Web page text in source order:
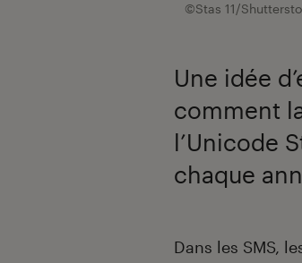
©Stas 11/
Une idée
comment
l’Unicode
chaque
Dans les SMS,